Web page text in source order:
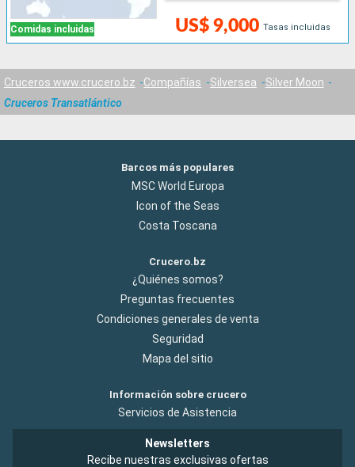
Comidas incluidas US$ 9,000 Tasas incluidas
Cruceros www.crucero.bz Compañías Silversea
Silver Moon
Cruceros Transatlántico
Barcos más populares
MSC World Europa
Icon of the Seas
Costa Toscana
Crucero.bz
¿Quiénes somos?
Preguntas frecuentes
Condiciones generales de venta
Seguridad
Mapa del sitio
Información sobre crucero
Servicios de Asistencia
Newsletters
Recibe nuestras exclusivas ofertas